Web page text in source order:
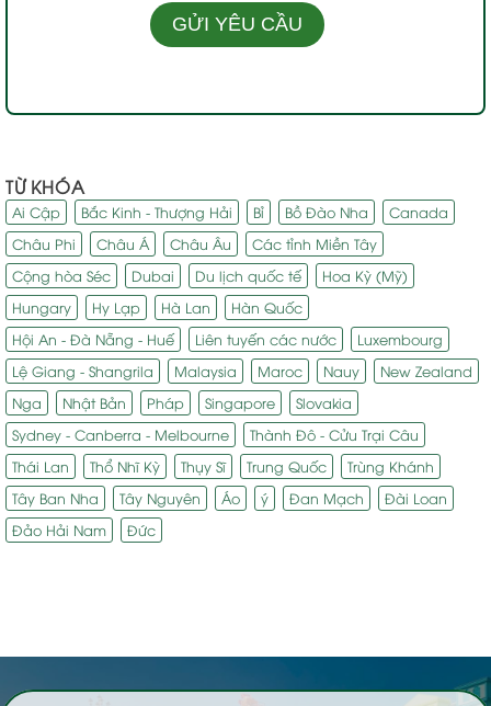
TỪ KHÓA
Ai Cập Bắc Kinh - Thượng Hải Bỉ Bồ Đào Nha
Canada
Châu Phi
Châu Á Châu Âu
Các tỉnh Miền Tây
Cộng hòa Séc
Dubai Du lịch quốc tế
Hoa Kỳ (Mỹ)
Hungary
Hy Lạp Hà Lan
Hàn Quốc
Hội An - Đà Nẵng - Huế
Liên tuyến các nước
Luxembourg
Lệ Giang - Shangrila
Malaysia Maroc Nauy
New Zealand
Nga
Nhật Bản Pháp Singapore
Slovakia
Sydney - Canberra - Melbourne
Thành Đô - Cửu Trại Câu
Thái Lan
Thổ Nhĩ Kỳ Thụy Sĩ Trung Quốc
Trùng Khánh
Tây Ban Nha
Tây Nguyên Áo ý Đan Mạch
Đài Loan
Đảo Hải Nam
Đức